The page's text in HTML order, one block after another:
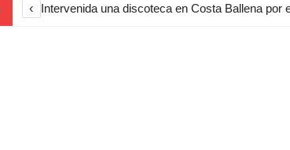
‹ Intervenida una discoteca en Costa Ballena